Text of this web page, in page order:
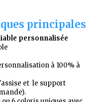
principales
personnalisée
à 100% à
et le support